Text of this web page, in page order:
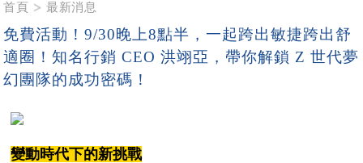
首頁 最新消息
免費活動！9/30晚上8點半，一起跨出敏捷跨出舒
適圈！知名行銷 CEO 洪翊亞，帶你解鎖 Z 世代夢
幻團隊的成功密碼！
變動時代下的新挑戰